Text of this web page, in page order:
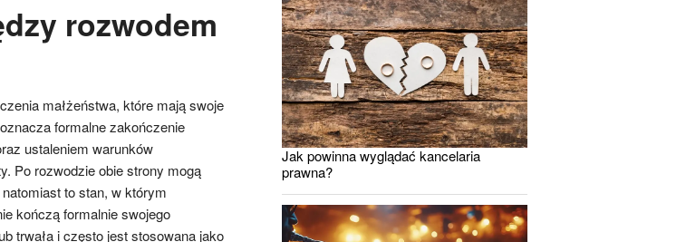
rozwodem
małżeństwa, które mają swoje
formalne zakończenie
ustaleniem warunków
Po rozwodzie obie strony mogą
to stan, w którym
kończą formalnie swojego
trwała i często jest stosowana jako
Jak powinna wyglądać kancelaria
prawna?